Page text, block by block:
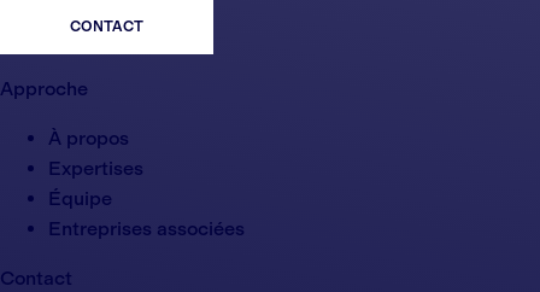
CONTACT
Approche
À propos
Expertises
Équipe
Entreprises associées
Contact